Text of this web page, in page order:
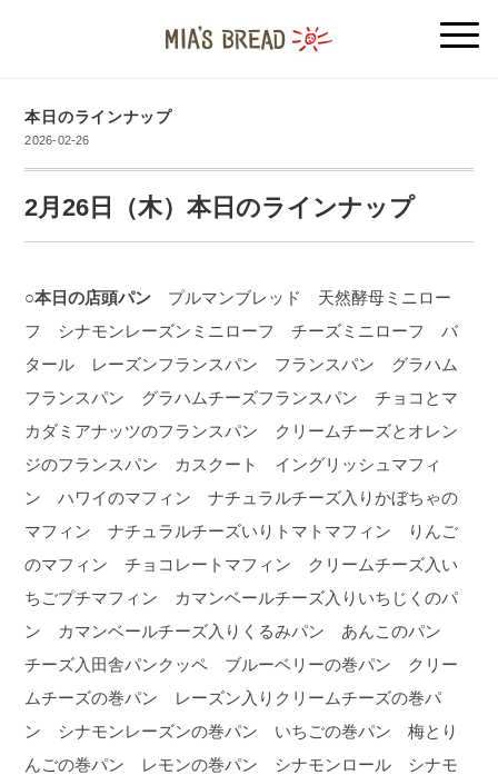
本日のラインナップ
2026-02-26
2月26日（木）本日のラインナップ
○本日の店頭パン プルマンブレッド 天然酵母ミニロー
フ シナモンレーズンミニローフ チーズミニローフ バ
タール レーズンフランスパン フランスパン グラハム
フランスパン グラハムチーズフランスパン チョコとマ
カダミアナッツのフランスパン クリームチーズとオレン
ジのフランスパン カスクート イングリッシュマフィ
ン ハワイのマフィン ナチュラルチーズ入りかぼちゃの
マフィン ナチュラルチーズいりトマトマフィン りんご
のマフィン チョコレートマフィン クリームチーズ入い
ちごプチマフィン カマンベールチーズ入りいちじくのパ
ン カマンベールチーズ入りくるみパン あんこのパン
チーズ入田舎パンクッペ ブルーベリーの巻パン クリー
ムチーズの巻パン レーズン入りクリームチーズの巻パ
ン シナモンレーズンの巻パン いちごの巻パン 梅とり
んごの巻パン レモンの巻パン シナモンロール シナモ